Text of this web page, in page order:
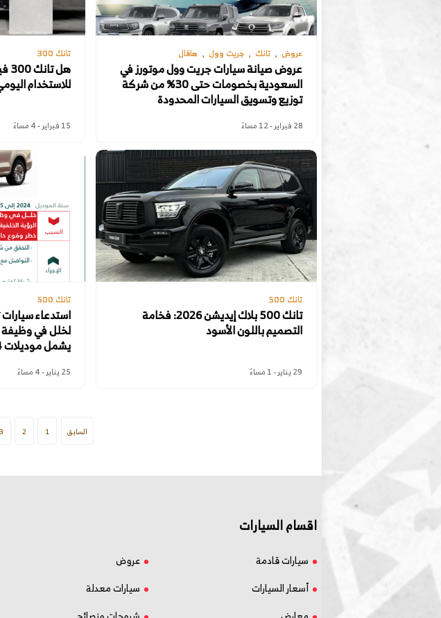
عروض تانك جريت وول هافال
عروض صيانة سيارات جريت وول موتورز في
السعودية بخصومات حتى 30% من شركة
توزيع وتسويق السيارات المحدودة
28 فبراير - 12 مساءً
تانك 300
للاستخدام
15 فبراير - 4 مساءً
تانك 500
تانك 500 بلاك إيديشن 2026: فخامة
التصميم باللون الأسود
29 يناير - 1 مساءً
تانك 500
لخلل في وظيفة
يشمل موديلات 2024–2025
25 يناير - 4 مساءً
السابق 1
2
3
اقسام السيارات
سيارات قادمة
عروض
أسعار السيارات
سيارات معدلة